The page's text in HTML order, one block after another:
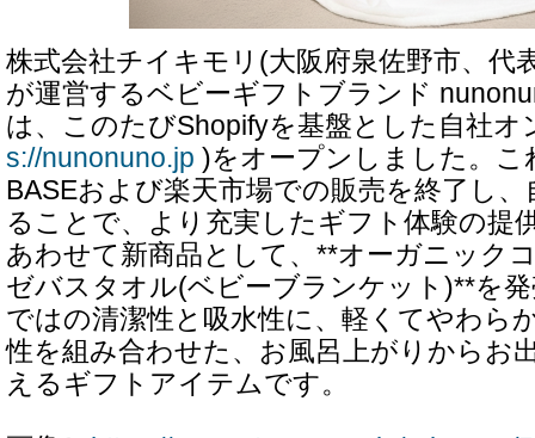
株式会社チイキモリ(大阪府泉佐野市、代
が運営するベビーギフトブランド
は、このたびShopifyを基盤とした自社
s://nunonuno.jp )をオープンしました。
BASEおよび楽天市場での販売を終了し
ることで、より充実したギフト体験の提
あわせて新商品として、**オーガニック
ゼバスタオル(ベビーブランケット)**を
ではの清潔性と吸水性に、軽くてやわら
性を組み合わせた、お風呂上がりからお
えるギフトアイテムです。